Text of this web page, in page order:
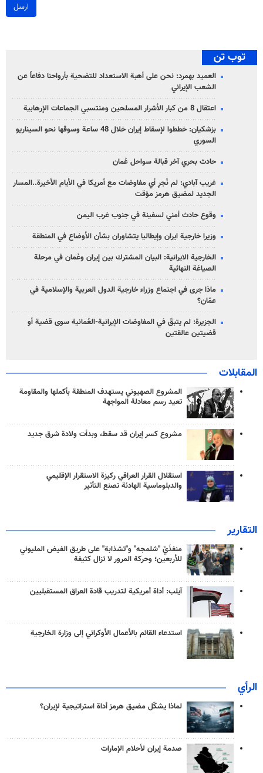
ارسل
توب تن
العميد بهمرد: نحن على أهبة الاستعداد للتضحية بأرواحنا دفاعاً عن
الشعب الإيراني
اعتقال 8 من كبار الأشرار المسلحين ومنتسبي الجماعات الإرهابية
بزشكيان: خططوا لإسقاط إيران خلال 48 ساعة وسوقها نحو السيناريو
السوري
حادث بحري آخر قبالة سواحل عُمان
غريب آبادي: لم نُجرِ أي مفاوضات مع أمريكا في الأيام الأخيرة..المسار
الجديد لمضيق هرمز مؤقت
وقوع حادث أمني لسفينة في جنوب غرب اليمن
وزيرا خارجية ايران وإيطاليا يتشاوران بشأن الأوضاع في المنطقة
الخارجية الايرانية: البيان المشترك بين إيران وعُمان في مرحلة
الصياغة النهائية
ماذا جرى في اجتماع وزراء خارجية الدول العربية والإسلامية في
عمّان؟
الجزيرة: لم يتبقّ في المفاوضات الإيرانية-العُمانية سوى قضية أو
قضيتين عالقتين
المقابلات
المشروع الصهيوني يستهدف المنطقة بأكملها والمقاومة
تعيد رسم معادلة المواجهة
مشروع كسر إيران قد سقط، وبدأت ولادة شرق جديد
استقلال القرار العراقي ركيزة الاستقرار الإقليمي
والدبلوماسية الهادئة تصنع التأثير
التقارير
منفذَيّ "شلمجه" و"تشذابة" على طريق الفيض المليوني
للأربعين؛ وحركة المرور لا تزال كثيفة
آيلب: أداة أمريكية لتدريب قادة العراق المستقبليين
استدعاء القائم بالأعمال الأوكراني إلى وزارة الخارجية
الرأي
لماذا يشكّل مضيق هرمز أداة استراتيجية لإيران؟
صدمة إيران لأحلام الإمارات